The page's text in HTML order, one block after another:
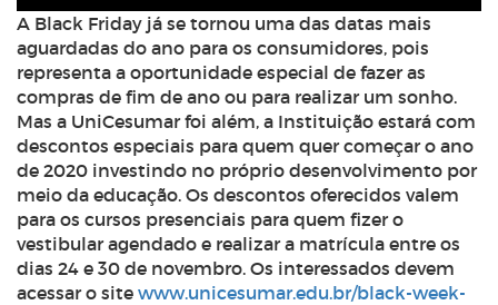
A Black Friday já se tornou uma das datas mais
aguardadas do ano para os consumidores, pois
representa a oportunidade especial de fazer as
compras de fim de ano ou para realizar um sonho.
Mas a UniCesumar foi além, a Instituição estará com
descontos especiais para quem quer começar o ano
de 2020 investindo no próprio desenvolvimento por
meio da educação. Os descontos oferecidos valem
para os cursos presenciais para quem fizer o
vestibular agendado e realizar a matrícula entre os
dias 24 e 30 de novembro. Os interessados devem
acessar o site www.unicesumar.edu.br/black-week-